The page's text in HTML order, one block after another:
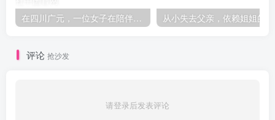
评论 抢沙发
请登录后发表评论